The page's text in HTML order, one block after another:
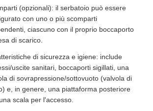
(opzionali): il serbatoio può essere
con uno o più scomparti
ciascuno con il proprio boccaporto
di scarico.
di sicurezza e igiene: include
uscite sanitari, boccaporti sigillati, una
di sovrapressione/sottovuoto (valvola di
e, in genere, una piattaforma posteriore
scala per l'accesso.